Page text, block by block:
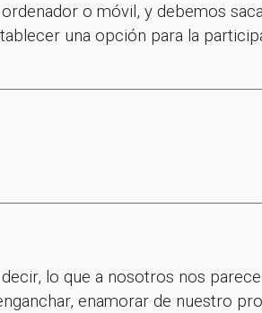
o móvil, y debemos
una opción para la
lo que a nosotros nos
enamorar de nuestro